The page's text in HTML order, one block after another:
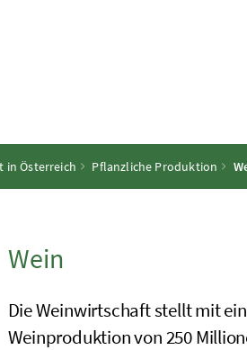
in Österreich Pflanzliche Produktion
Wein
Die Weinwirtschaft stellt mit
Weinproduktion von 250